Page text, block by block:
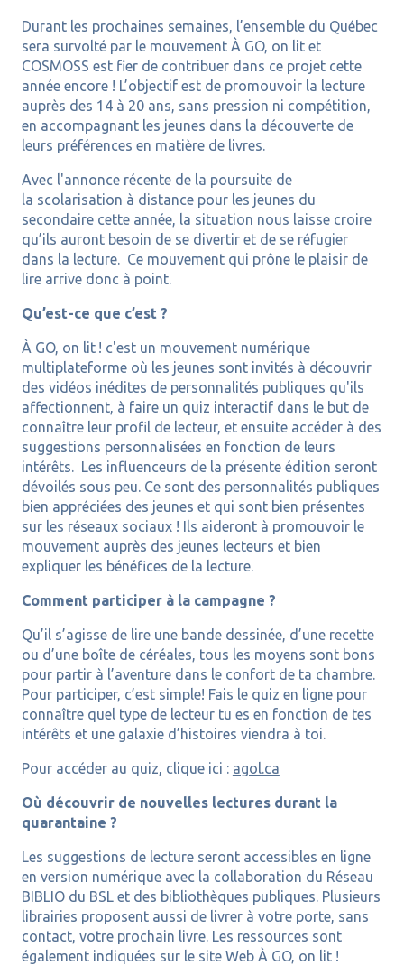
Durant les prochaines semaines, l’ensemble du Québec
sera survolté par le mouvement À GO, on lit et
COSMOSS est fier de contribuer dans ce projet cette
année encore ! L’objectif est de promouvoir la lecture
auprès des 14 à 20 ans, sans pression ni compétition,
en accompagnant les jeunes dans la découverte de
leurs préférences en matière de livres.
Avec l'annonce récente de la poursuite de
la scolarisation à distance pour les jeunes du
secondaire cette année, la situation nous laisse croire
qu’ils auront besoin de se divertir et de se réfugier
dans la lecture. Ce mouvement qui prône le plaisir de
lire arrive donc à point.
Qu’est-ce que c’est ?
À GO, on lit ! c'est un mouvement numérique
multiplateforme où les jeunes sont invités à découvrir
des vidéos inédites de personnalités publiques qu'ils
affectionnent, à faire un quiz interactif dans le but de
connaître leur profil de lecteur, et ensuite accéder à des
suggestions personnalisées en fonction de leurs
intérêts. Les influenceurs de la présente édition seront
dévoilés sous peu. Ce sont des personnalités publiques
bien appréciées des jeunes et qui sont bien présentes
sur les réseaux sociaux ! Ils aideront à promouvoir le
mouvement auprès des jeunes lecteurs et bien
expliquer les bénéfices de la lecture.
Comment participer à la campagne ?
Qu’il s’agisse de lire une bande dessinée, d’une recette
ou d’une boîte de céréales, tous les moyens sont bons
pour partir à l’aventure dans le confort de ta chambre.
Pour participer, c’est simple! Fais le quiz en ligne pour
connaître quel type de lecteur tu es en fonction de tes
intérêts et une galaxie d’histoires viendra à toi.
Pour accéder au quiz, clique ici : agol.ca
Où découvrir de nouvelles lectures durant la
quarantaine ?
Les suggestions de lecture seront accessibles en ligne
en version numérique avec la collaboration du Réseau
BIBLIO du BSL et des bibliothèques publiques. Plusieurs
librairies proposent aussi de livrer à votre porte, sans
contact, votre prochain livre. Les ressources sont
également indiquées sur le site Web À GO, on lit !